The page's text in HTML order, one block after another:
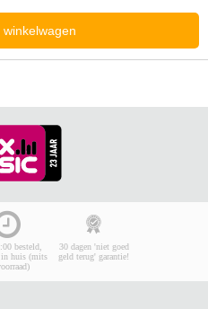
winkelwagen
besteld,
in huis (mits
30 dagen 'niet goed
geld terug' garantie!